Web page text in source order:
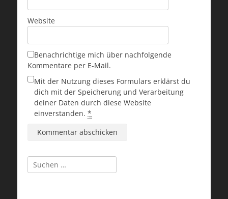
Website
Benachrichtige mich über nachfolgende
Kommentare per E-Mail.
Mit der Nutzung dieses Formulars erklärst du
dich mit der Speicherung und Verarbeitung
deiner Daten durch diese Website
einverstanden. *
Suchen
nach: